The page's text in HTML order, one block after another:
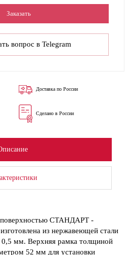
Заказать
вопрос в Telegram
Доставка по России
Сделано в России
поверхностью СТАНДАРТ -
из нержавеющей стали
мм. Верхняя рамка толщиной
52 мм для установки